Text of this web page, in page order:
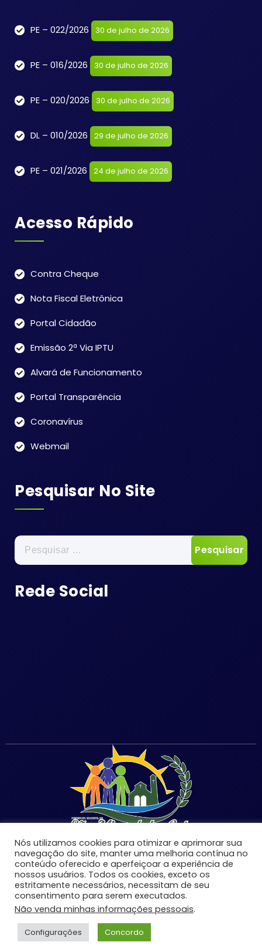
PE – 022/2026 30 de julho de 2026
PE – 016/2026 30 de julho de 2026
PE – 020/2026 30 de julho de 2026
DL – 010/2026 29 de julho de 2026
PE – 021/2026 24 de julho de 2026
Acesso Rápido
Contra Cheque
Nota Fiscal Eletrônica
Portal Cidadão
Emissão 2ª Via IPTU
Alvará de Funcionamento
Portal Transparência
Coronavírus
Webmail
Pesquisar No Site
Pesquisar
por:
Rede Social
©Copyright 2026 | Prefeitura Municipal de São Miguel
do Anta-MG | Todos os direitos reservados.
Desenvolvido por:
Nós utilizamos cookies para otimizar e aprimorar sua
navegação do site, manter uma melhoria contínua no
conteúdo oferecido e aperfeiçoar a experiência de
nossos usuários. Todos os cookies, exceto os
estritamente necessários, necessitam de seu
consentimento para serem executados.
Não venda minhas informações pessoais.
Configurações Concordo